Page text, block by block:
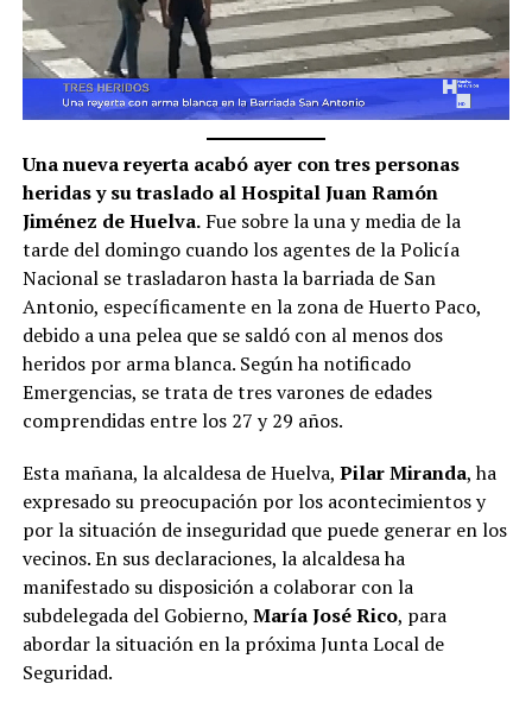
Una nueva reyerta acabó ayer con tres personas
heridas y su traslado al Hospital Juan Ramón
Jiménez de Huelva.Fue sobre la una y media de la
tarde del domingo cuando los agentes de la Policía
Nacional se trasladaron hasta la barriada de San
Antonio, específicamente en la zona de Huerto Paco,
debido a una pelea que se saldó con al menos dos
heridos por arma blanca. Según ha notificado
Emergencias, se trata de tres varones de edades
comprendidas entre los 27 y 29 años.
Esta mañana, la alcaldesa de Huelva, Pilar Miranda, ha
expresado su preocupación por los acontecimientos y
por la situación de inseguridad que puede generar en los
vecinos. En sus declaraciones, la alcaldesa ha
manifestado su disposición a colaborar con la
subdelegada del Gobierno, María José Rico, para
abordar la situación en la próxima Junta Local de
Seguridad.